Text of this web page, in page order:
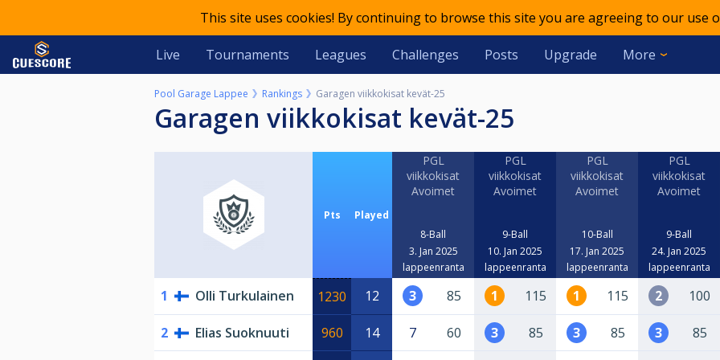
This site uses cookies! By continuing to browse this site you are agreeing to our use
Live Tournaments Leagues Challenges Posts Upgrade More
Pool Garage Lappee Rankings Garagen viikkokisat kevät-25
Garagen viikkokisat kevät-25
Pts Played
PGL
viikkokisat
Avoimet
8-Ball
3. Jan 2025
lappeenranta
PGL
viikkokisat
Avoimet
9-Ball
10. Jan 2025
lappeenranta
PGL
viikkokisat
Avoimet
10-Ball
17. Jan 2025
lappeenranta
PGL
viikkokisat
Avoimet
9-Ball
24. Jan 2025
lappeenranta
1 Olli Turkulainen 1230 12 3 85 1 115 1 115 2 100
2 Elias Suoknuuti 960 14 7 60 3 85 3 85 3 85